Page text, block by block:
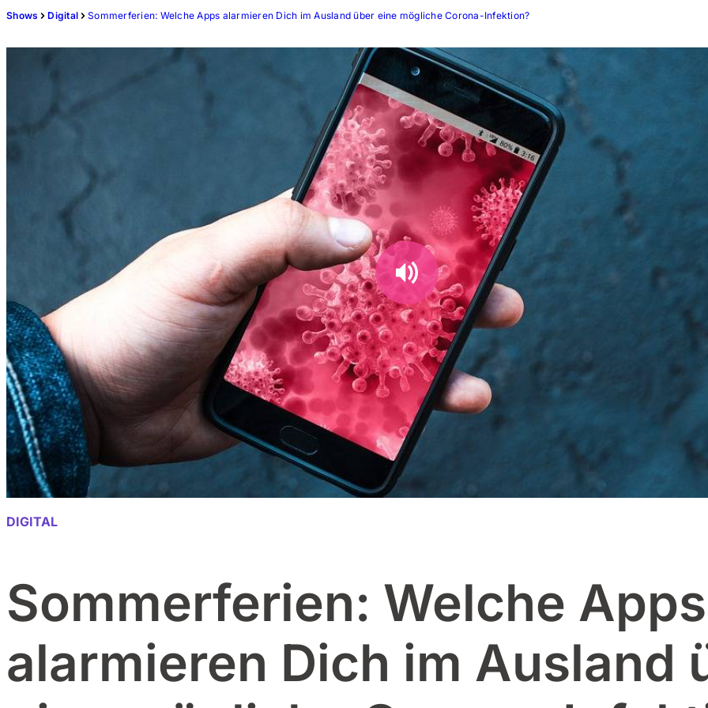
Shows Digital Sommerferien: Welche Apps alarmieren Dich im Ausland über eine mögliche Corona-Infektion?
DIGITAL
Sommerferien: Welche Apps
alarmieren Dich im Ausland